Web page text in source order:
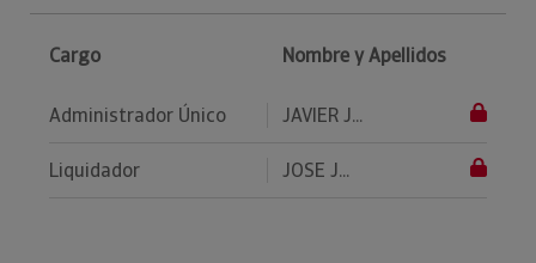
Cargo Nombre y Apellidos
Administrador Único JAVIER J...
Liquidador JOSE J...